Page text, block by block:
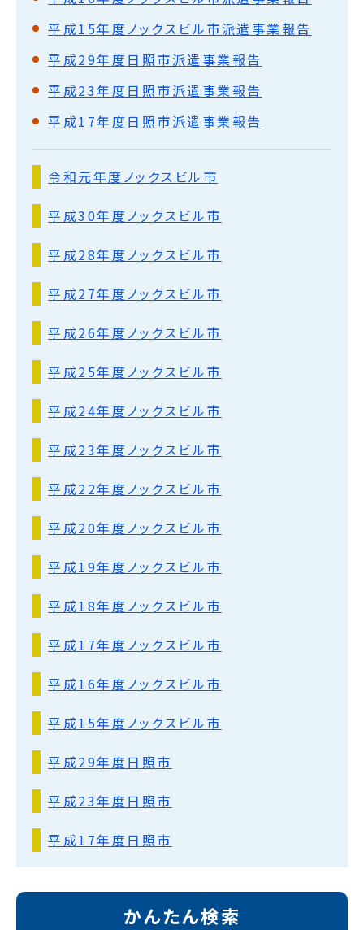
平成15年度ノックスビル市派遣事業報告
平成29年度日照市派遣事業報告
平成23年度日照市派遣事業報告
平成17年度日照市派遣事業報告
令和元年度ノックスビル市
平成30年度ノックスビル市
平成28年度ノックスビル市
平成27年度ノックスビル市
平成26年度ノックスビル市
平成25年度ノックスビル市
平成24年度ノックスビル市
平成23年度ノックスビル市
平成22年度ノックスビル市
平成20年度ノックスビル市
平成19年度ノックスビル市
平成18年度ノックスビル市
平成17年度ノックスビル市
平成16年度ノックスビル市
平成15年度ノックスビル市
平成29年度日照市
平成23年度日照市
平成17年度日照市
かんたん検索